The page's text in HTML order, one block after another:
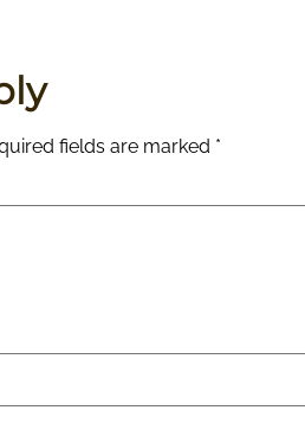
fields are marked *